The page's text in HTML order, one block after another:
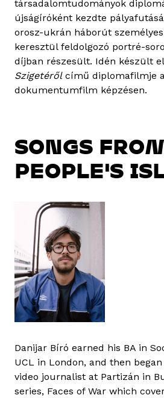
társadalomtudományok
újságíróként kezdte
orosz-ukrán háborút
keresztül feldolgozó portré-
díjban részesült. Idén készült
Szigetérőlcímű diplomafilmje
dokumentumfilm képzésen.
SONGS
PEOPLE'S
Danijar Bíró earned his BA in
UCL in London, and then
video journalist at Partizán in
series, Faces of War which